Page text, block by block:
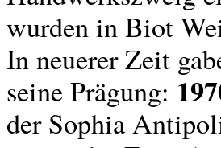
wurden in Biot
In neuerer Zeit
seine Prägung:
der Sophia